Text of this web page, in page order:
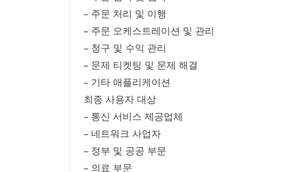
– 주문 처리 및 이행
– 주문 오케스트레이션 및 관리
– 청구 및 수익 관리
– 문제 티켓팅 및 문제 해결
– 기타 애플리케이션
최종 사용자 대상
– 통신 서비스 제공업체
– 네트워크 사업자
– 정부 및 공공 부문
– 의료 부문